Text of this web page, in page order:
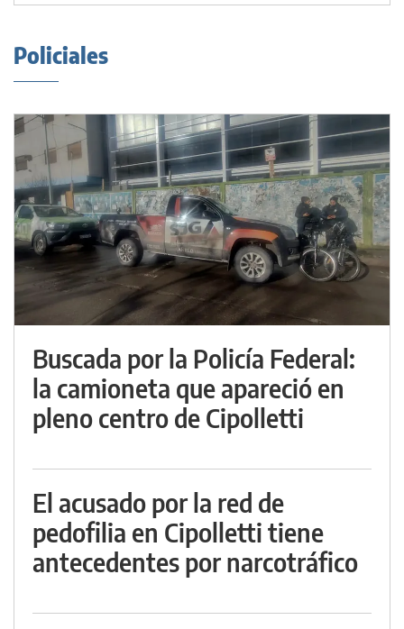
Policiales
Buscada por la Policía Federal:
la camioneta que apareció en
pleno centro de Cipolletti
El acusado por la red de
pedofilia en Cipolletti tiene
antecedentes por narcotráfico